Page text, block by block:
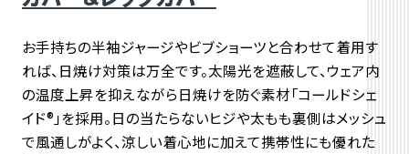
お手持ちの半袖ジャージやビブショーツと合わせて着用す
れば、日焼け対策は万全です。太陽光を遮蔽して、ウェア内
の温度上昇を抑えながら日焼けを防ぐ素材「コールドシェ
イド®」を採用。日の当たらないヒジや太もも裏側はメッシュ
で風通しがよく、涼しい着心地に加えて携帯性にも優れた